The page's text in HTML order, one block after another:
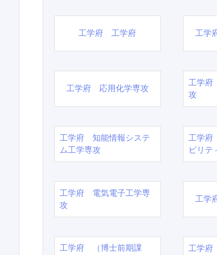
工学府 工学府 工学
工学府 応用化学専攻
工学府
攻
工学府 知能情報システ
ム工学専攻
工学府
ビリテ
工学府 電気電子工学専
攻
工学
工学府 （博士前期課
工学